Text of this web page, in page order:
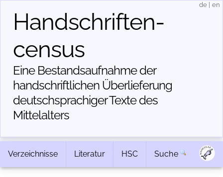
Handschriften­
census
Eine Bestandsaufnahme der
handschriftlichen Über­lieferung
deutschsprachiger Texte des
Mittelalters
de en
Verzeichnisse Literatur HSC Suche